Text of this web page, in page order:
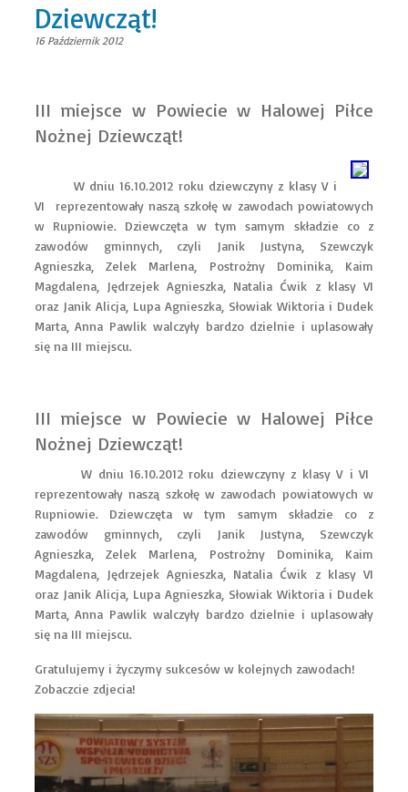
Dziewcząt!
16 Październik 2012
III miejsce w Powiecie w Halowej Piłce
Nożnej Dziewcząt!
W dniu 16.10.2012 roku dziewczyny z klasy V i
VI reprezentowały naszą szkołę w zawodach powiatowych
w Rupniowie. Dziewczęta w tym samym składzie co z
zawodów gminnych, czyli Janik Justyna, Szewczyk
Agnieszka, Zelek Marlena, Postrożny Dominika, Kaim
Magdalena, Jędrzejek Agnieszka, Natalia Ćwik z klasy VI
oraz Janik Alicja, Lupa Agnieszka, Słowiak Wiktoria i Dudek
Marta, Anna Pawlik walczyły bardzo dzielnie i uplasowały
się na III miejscu.
III miejsce w Powiecie w Halowej Piłce
Nożnej Dziewcząt!
W dniu 16.10.2012 roku dziewczyny z klasy V i VI
reprezentowały naszą szkołę w zawodach powiatowych w
Rupniowie. Dziewczęta w tym samym składzie co z
zawodów gminnych, czyli Janik Justyna, Szewczyk
Agnieszka, Zelek Marlena, Postrożny Dominika, Kaim
Magdalena, Jędrzejek Agnieszka, Natalia Ćwik z klasy VI
oraz Janik Alicja, Lupa Agnieszka, Słowiak Wiktoria i Dudek
Marta, Anna Pawlik walczyły bardzo dzielnie i uplasowały
się na III miejscu.
Gratulujemy i życzymy sukcesów w kolejnych zawodach!
Zobaczcie zdjecia!